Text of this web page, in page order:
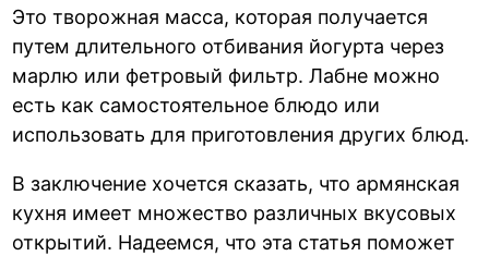
Это творожная масса, которая получается
путем длительного отбивания йогурта через
марлю или фетровый фильтр. Лабне можно
есть как самостоятельное блюдо или
использовать для приготовления других блюд.
В заключение хочется сказать, что армянская
кухня имеет множество различных вкусовых
открытий. Надеемся, что эта статья поможет